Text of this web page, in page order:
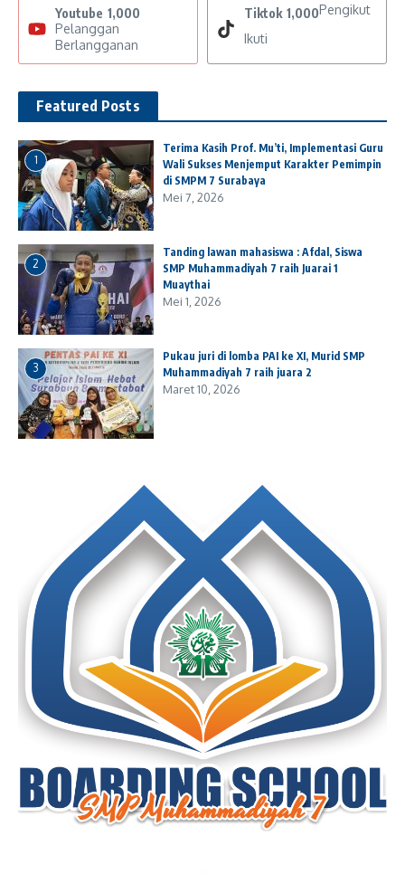
Youtube 1,000
Pelanggan
Berlangganan
Tiktok 1,000Pengikut
Ikuti
Featured Posts
1
Terima Kasih Prof. Mu’ti, Implementasi Guru
Wali Sukses Menjemput Karakter Pemimpin
di SMPM 7 Surabaya
Mei 7, 2026
2
Tanding lawan mahasiswa : Afdal, Siswa
SMP Muhammadiyah 7 raih Juarai 1
Muaythai
Mei 1, 2026
3
Pukau juri di lomba PAI ke XI, Murid SMP
Muhammadiyah 7 raih juara 2
Maret 10, 2026